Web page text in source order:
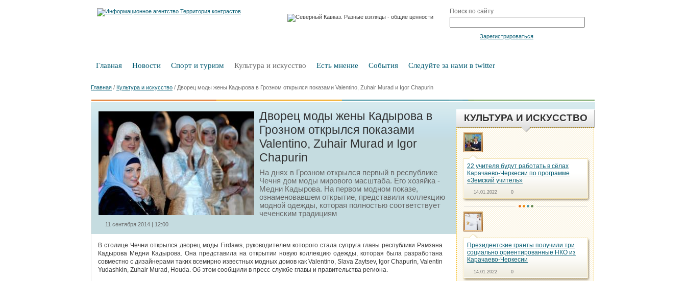
Поиск по сайту
Зарегистрироваться
Главная Новости Спорт и туризм Культура и искусство Есть мнение События Следуйте за нами в twitter
Главная / Культура и искусство / Дворец моды жены Кадырова в Грозном открылся показами Valentino, Zuhair Murad и Igor Chapurin
Дворец моды жены Кадырова в
Грозном открылся показами
Valentino, Zuhair Murad и Igor
Chapurin
На днях в Грозном открылся первый в республике
Чечня дом моды мирового масштаба. Его хозяйка -
Медни Кадырова. На первом модном показе,
ознаменовавшем открытие, представили коллекцию
модной одежды, которая полностью соответствует
чеченским традициям
11 сентября 2014 | 12:00
В столице Чечни открылся дворец моды Firdaws, руководителем которого стала супруга главы республики Рамзана
Кадырова Медни Кадырова. Она представила на открытии новую коллекцию одежды, которая была разработана
совместно с дизайнерами таких всемирно известных модных домов как Valentino, Slava Zaytsev, Igor Chapurin, Valentin
Yudashkin, Zuhair Murad, Houda. Об этом сообщили в пресс-службе главы и правительства региона.
КУЛЬТУРА И ИСКУССТВО
22 учителя будут работать в сёлах
Карачаево-Черкесии по программе
«Земский учитель»
14.01.2022 0
Президентские гранты получили три
социально ориентированные НКО из
Карачаево-Черкесии
14.01.2022 0